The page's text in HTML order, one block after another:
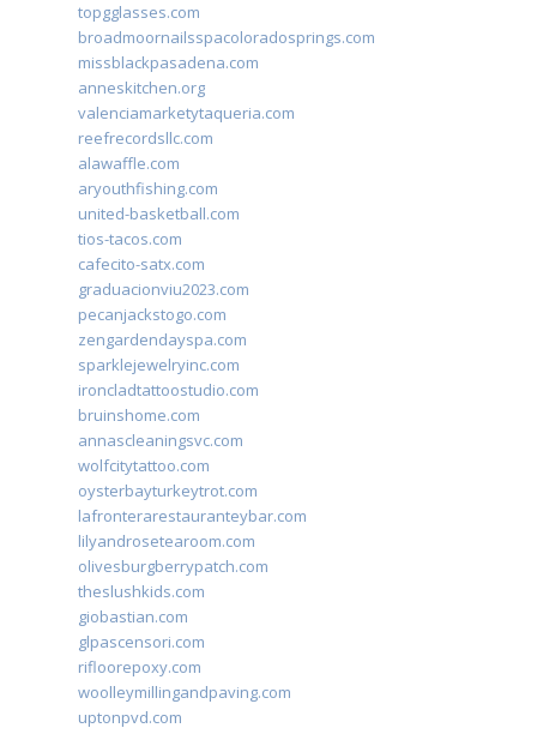
topgglasses.com
broadmoornailsspacoloradosprings.com
missblackpasadena.com
anneskitchen.org
valenciamarketytaqueria.com
reefrecordsllc.com
alawaffle.com
aryouthfishing.com
united-basketball.com
tios-tacos.com
cafecito-satx.com
graduacionviu2023.com
pecanjackstogo.com
zengardendayspa.com
sparklejewelryinc.com
ironcladtattoostudio.com
bruinshome.com
annascleaningsvc.com
wolfcitytattoo.com
oysterbayturkeytrot.com
lafronterarestauranteybar.com
lilyandrosetearoom.com
olivesburgberrypatch.com
theslushkids.com
giobastian.com
glpascensori.com
rifloorepoxy.com
woolleymillingandpaving.com
uptonpvd.com